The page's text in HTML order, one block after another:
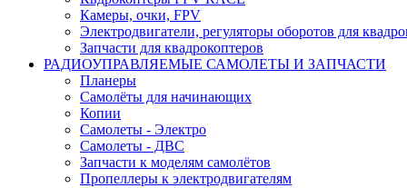
Камеры, очки, FPV
Электродвигатели, регуляторы оборотов для
Запчасти для квадрокоптеров
РАДИОУПРАВЛЯЕМЫЕ САМОЛЕТЫ И ЗАПЧАСТИ
Планеры
Самолёты для начинающих
Копии
Самолеты - Электро
Самолеты - ДВС
Запчасти к моделям самолётов
Пропеллеры к электродвигателям